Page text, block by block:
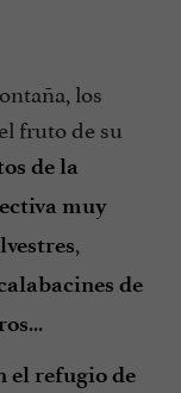
los
fruto de su
de la
muy
,
de
...
el refugio de